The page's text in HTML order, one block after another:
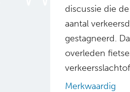
discussie die
aantal
gestagneerd.
overleden
Merkwaardig